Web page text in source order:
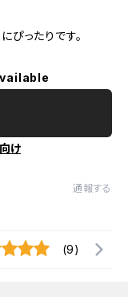
ぴったりです。
け
通報する
(9)